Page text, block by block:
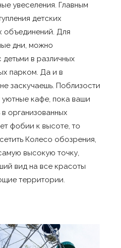
увеселения. Главным
детских
объединений. Для
дни, можно
детьми в различных
парком. Да и в
заскучаешь. Поблизости
кафе, пока ваши
в организованных
фобии к высоте, то
Колесо обозрения,
высокую точку,
вид на все красоты
территории.